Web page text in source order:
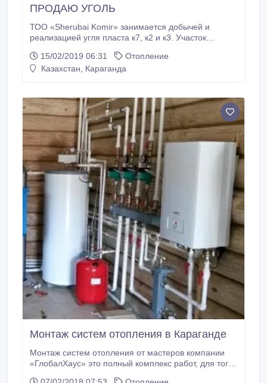
ПРОДАЮ УГОЛЬ
ТОО «Sherubai Komir» занимается добычей и
реализацией угля пласта к7, к2 и к3. Участок
расположен в промышленно развитом районе на
Центральном участке поля шахты 9 бис Шерубай-
открытым способом, горизонтальными уступами с
перевозкой горной массы автотранспортом.
15/02/2019 06:31
Отопление
Казахстан, Караганда
Монтаж систем отопления в Караганде
Монтаж систем отопления от мастеров компании
«ГлобалХаус» это полный комплекс работ, для того